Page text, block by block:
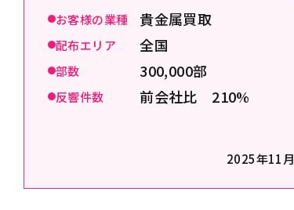
お客様の業種 貴金属買取
配布エリア 全国
部数 300,000部
反響件数 前会社比 210%
2025年11月